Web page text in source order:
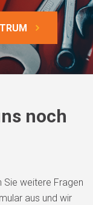
noch
Sie weitere Fragen
aus und wir